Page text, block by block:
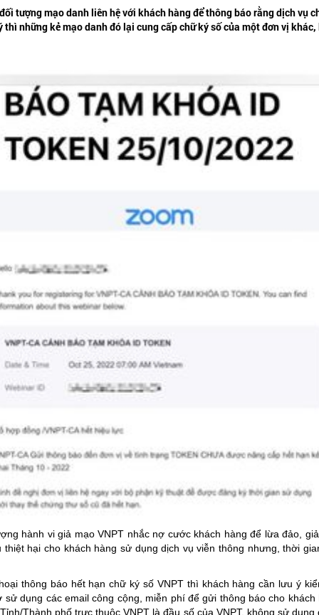
tượng mạo danh liên hệ với khách hàng để thông báo rằng dịch vụ
những kẻ mạo danh đó lại cung cấp chữ ký số của một đơn vị
hành vi giả mạo VNPT nhắc nợ cước khách hàng để lừa đảo,
hại cho khách hàng sử dụng dịch vụ viễn thông nhưng, thời
thông báo hết hạn chữ ký số VNPT thì khách hàng cần lưu ý
dụng các email công cộng, miễn phí để gửi thông báo cho
Thành phố trực thuộc VNPT là đầu số của VNPT, không sử